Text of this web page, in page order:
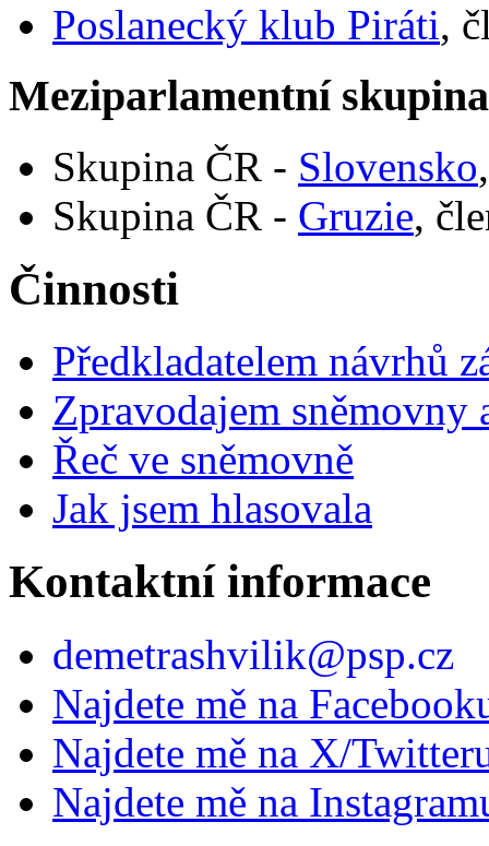
Poslanecký klub Piráti,
Meziparlamentní
Skupina ČR - Slovensko
Skupina ČR - Gruzie,
Činnosti
Předkladatelem návrhů
Zpravodajem
Řeč ve sněmovně
Jak jsem hlasovala
Kontaktní informace
demetrashvilik@psp.cz
Najdete mě na
Najdete mě na X/
Najdete mě na